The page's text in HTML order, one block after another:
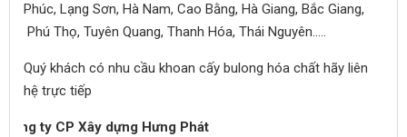
Phúc, Lạng Sơn, Hà Nam, Cao Bằng, Hà Giang, Bắc Giang,
Phú Thọ, Tuyên Quang, Thanh Hóa, Thái Nguyên..…
Quý khách có nhu cầu khoan cấy bulong hóa chất hãy liên
hệ trực tiếp
Công ty CP Xây dựng Hưng Phát